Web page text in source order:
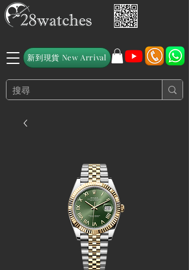
新到現貨 New Arrival